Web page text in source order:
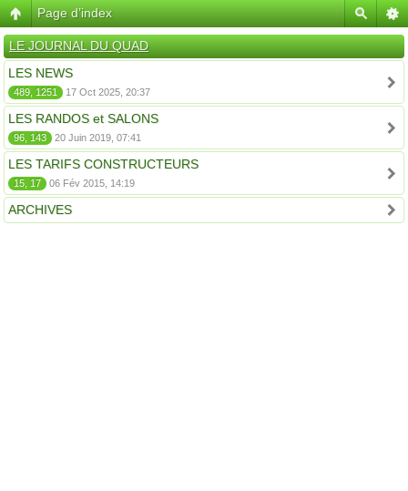
Page d’index
LE JOURNAL DU QUAD
LES NEWS
489, 1251 17 Oct 2025, 20:37
LES RANDOS et SALONS
96, 143 20 Juin 2019, 07:41
LES TARIFS CONSTRUCTEURS
15, 17 06 Fév 2015, 14:19
ARCHIVES